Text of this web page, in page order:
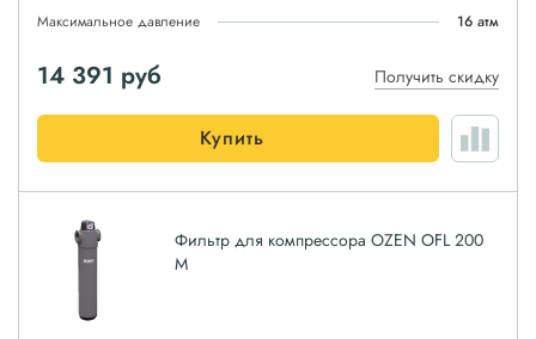
Максимальное давление 16 атм
14 391 руб Получить скидку
Купить
Фильтр для компрессора OZEN OFL 200
M